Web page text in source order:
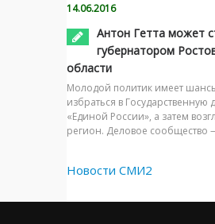
14.06.2016
Антон Гетта может
губернатором
области
Молодой политик имеет
избраться в Государственную
«Единой России», а затем
регион. Деловое сообщество
Новости СМИ2